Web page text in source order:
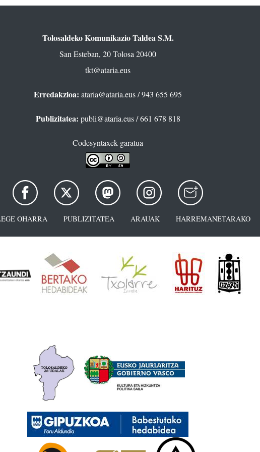
Tolosaldeko Komunikazio Taldea S.M.
San Esteban, 20 Tolosa 20400
tkt@ataria.eus
Erredakzioa: ataria@ataria.eus/ 943 655 695
Publizitatea: publi@ataria.eus/ 661 678 818
Codesyntaxek garatua
OHARRA PUBLIZITATEA ARAUAK HARREMANETARAKO